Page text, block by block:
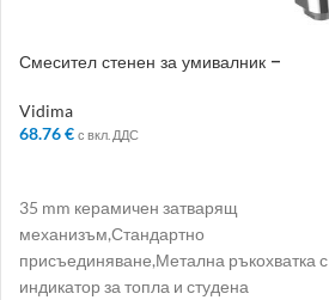
Смесител стенен за умивалник –
Vidima
68.76€ с вкл. ДДС
35 mm керамичен затварящ
механизъм,Стандартно
присъединяване,Метална ръкохватка с
индикатор за топла и студена